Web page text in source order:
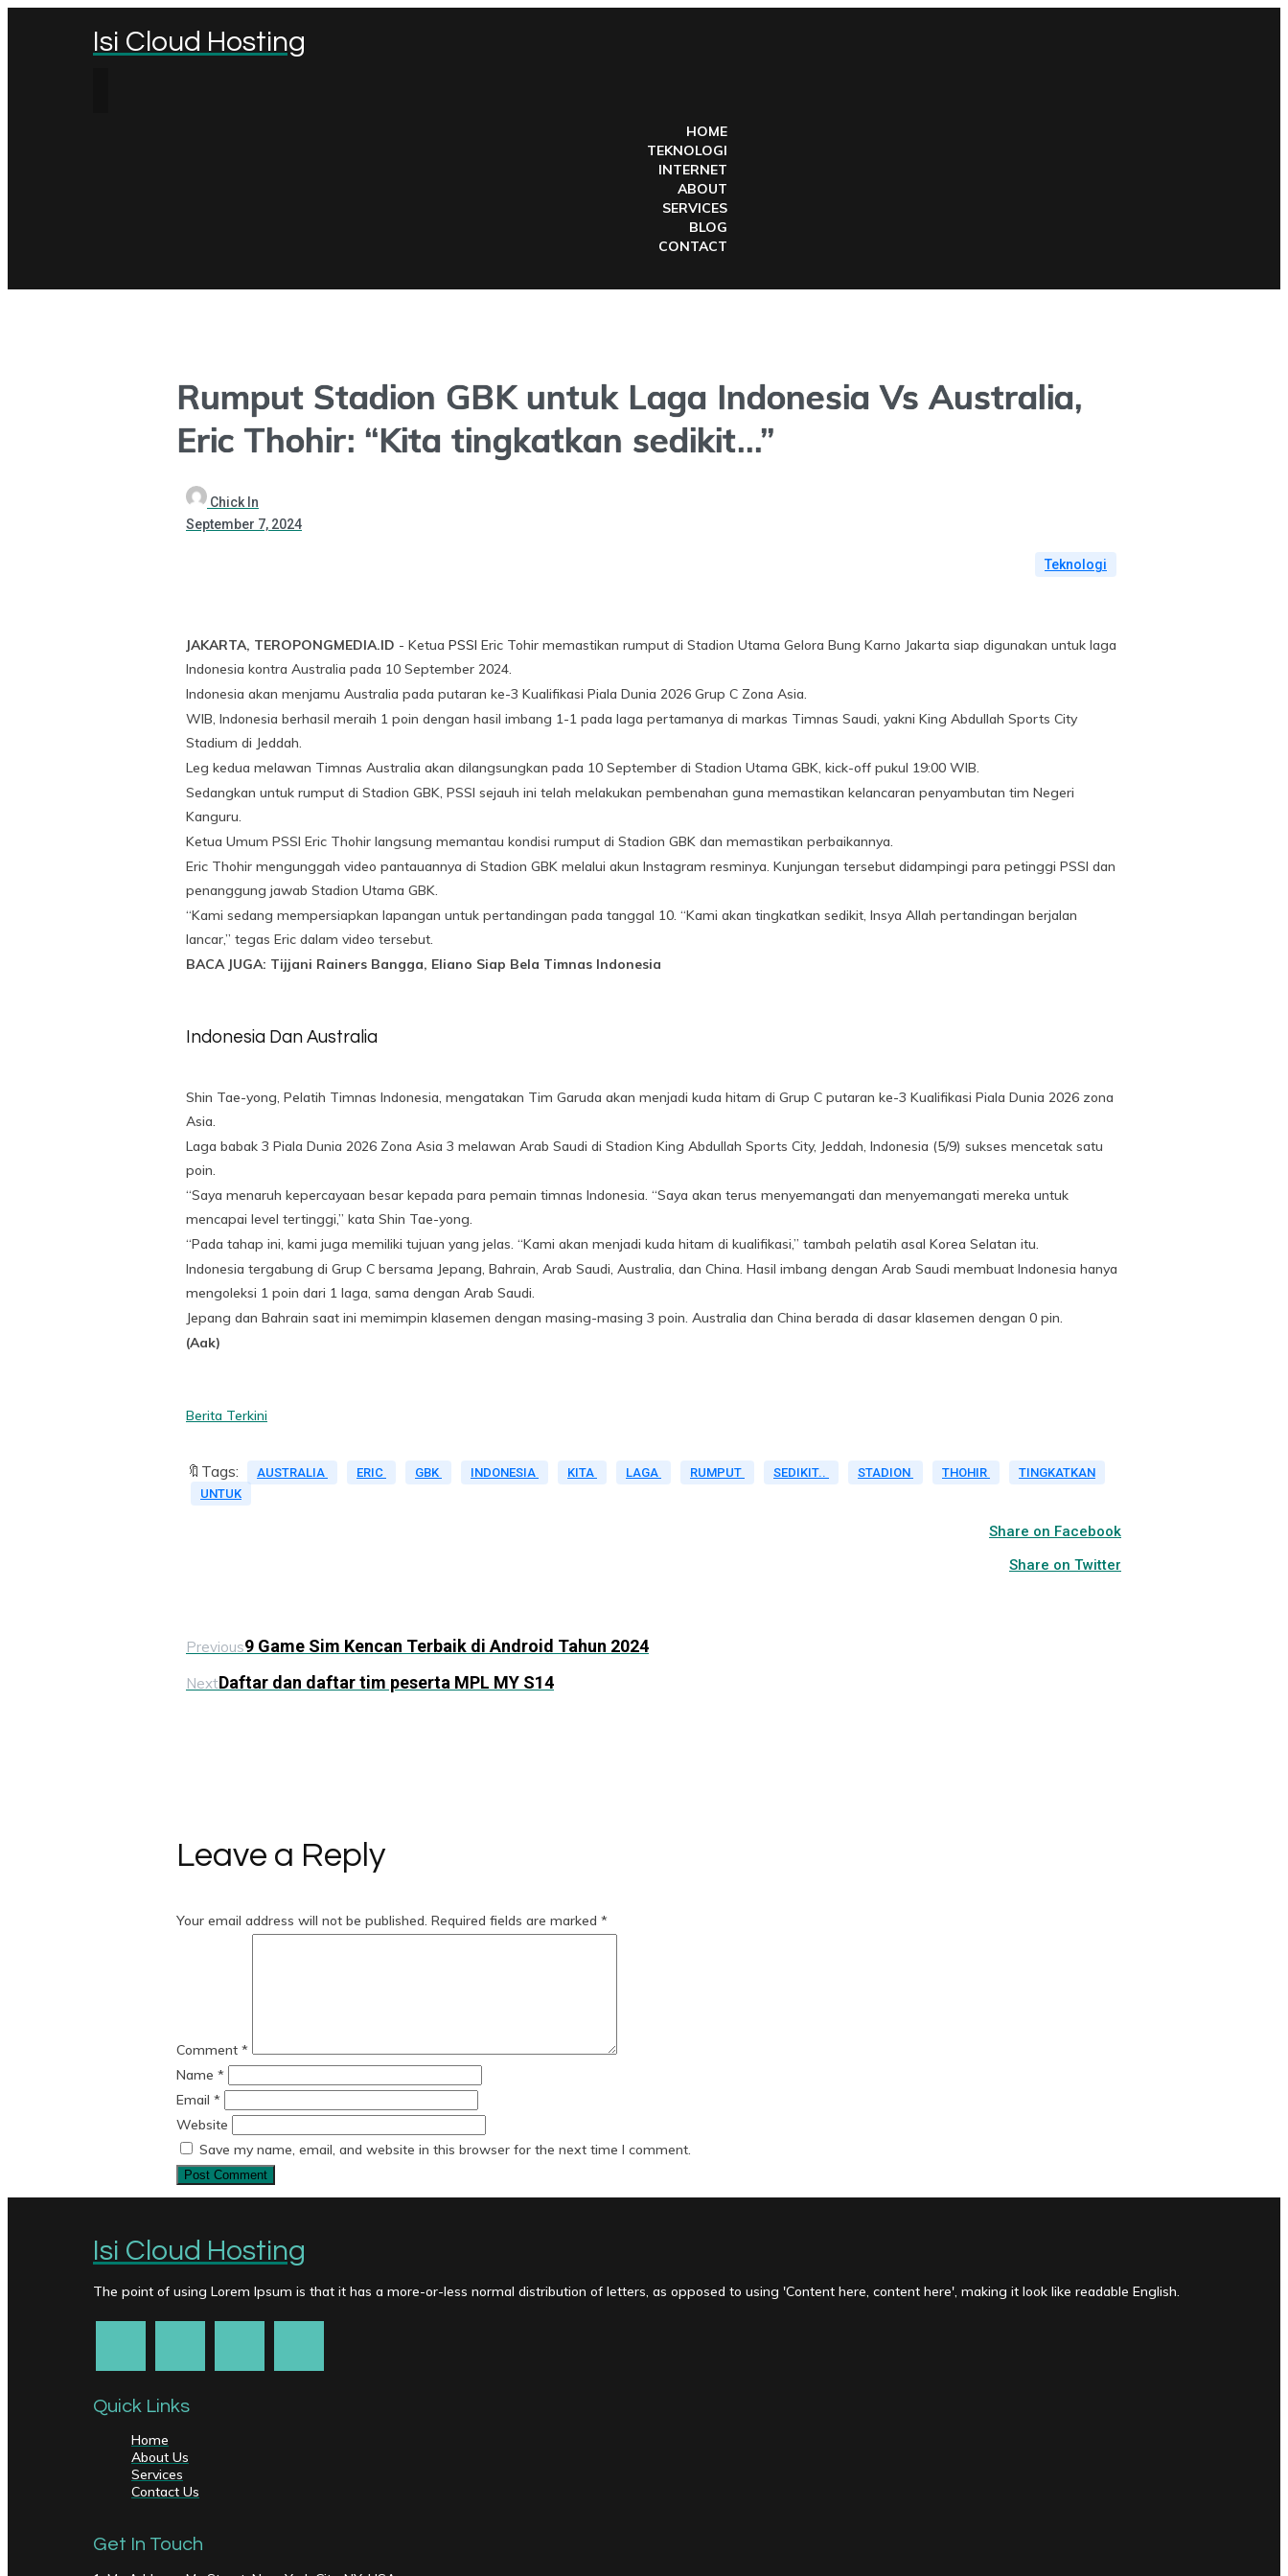
Isi Cloud Hosting
HOME
TEKNOLOGI
INTERNET
ABOUT
SERVICES
BLOG
CONTACT
Rumput Stadion GBK untuk Laga Indonesia Vs Australia,
Eric Thohir: “Kita tingkatkan sedikit…”
Chick In
September 7, 2024
Teknologi
JAKARTA, TEROPONGMEDIA.ID - Ketua PSSI Eric Tohir memastikan rumput di Stadion Utama Gelora Bung Karno Jakarta siap digunakan untuk laga
Indonesia kontra Australia pada 10 September 2024.
Indonesia akan menjamu Australia pada putaran ke-3 Kualifikasi Piala Dunia 2026 Grup C Zona Asia.
WIB, Indonesia berhasil meraih 1 poin dengan hasil imbang 1-1 pada laga pertamanya di markas Timnas Saudi, yakni King Abdullah Sports City
Stadium di Jeddah.
Leg kedua melawan Timnas Australia akan dilangsungkan pada 10 September di Stadion Utama GBK, kick-off pukul 19:00 WIB.
Sedangkan untuk rumput di Stadion GBK, PSSI sejauh ini telah melakukan pembenahan guna memastikan kelancaran penyambutan tim Negeri
Kanguru.
Ketua Umum PSSI Eric Thohir langsung memantau kondisi rumput di Stadion GBK dan memastikan perbaikannya.
Eric Thohir mengunggah video pantauannya di Stadion GBK melalui akun Instagram resminya. Kunjungan tersebut didampingi para petinggi PSSI dan
penanggung jawab Stadion Utama GBK.
“Kami sedang mempersiapkan lapangan untuk pertandingan pada tanggal 10. “Kami akan tingkatkan sedikit, Insya Allah pertandingan berjalan
lancar,” tegas Eric dalam video tersebut.
BACA JUGA: Tijjani Rainers Bangga, Eliano Siap Bela Timnas Indonesia
Indonesia Dan Australia
Shin Tae-yong, Pelatih Timnas Indonesia, mengatakan Tim Garuda akan menjadi kuda hitam di Grup C putaran ke-3 Kualifikasi Piala Dunia 2026 zona
Asia.
Laga babak 3 Piala Dunia 2026 Zona Asia 3 melawan Arab Saudi di Stadion King Abdullah Sports City, Jeddah, Indonesia (5/9) sukses mencetak satu
poin.
“Saya menaruh kepercayaan besar kepada para pemain timnas Indonesia. “Saya akan terus menyemangati dan menyemangati mereka untuk
mencapai level tertinggi,” kata Shin Tae-yong.
“Pada tahap ini, kami juga memiliki tujuan yang jelas. “Kami akan menjadi kuda hitam di kualifikasi,” tambah pelatih asal Korea Selatan itu.
Indonesia tergabung di Grup C bersama Jepang, Bahrain, Arab Saudi, Australia, dan China. Hasil imbang dengan Arab Saudi membuat Indonesia hanya
mengoleksi 1 poin dari 1 laga, sama dengan Arab Saudi.
Jepang dan Bahrain saat ini memimpin klasemen dengan masing-masing 3 poin. Australia dan China berada di dasar klasemen dengan 0 pin.
(Aak)
Berita Terkini
🔖Tags: AUSTRALIA ERIC GBK INDONESIA KITA LAGA RUMPUT SEDIKIT.. STADION THOHIR
TINGKATKAN
UNTUK
Share on Facebook
Share on Twitter
Previous9 Game Sim Kencan Terbaik di Android Tahun 2024
NextDaftar dan daftar tim peserta MPL MY S14
Leave a Reply
Your email address will not be published. Required fields are marked *
Comment *
Name *
Email *
Website
Save my name, email, and website in this browser for the next time I comment.
Isi Cloud Hosting
The point of using Lorem Ipsum is that it has a more-or-less normal distribution of letters, as opposed to using 'Content here, content here', making it look like readable English.
Quick Links
Home
About Us
Services
Contact Us
Get In Touch